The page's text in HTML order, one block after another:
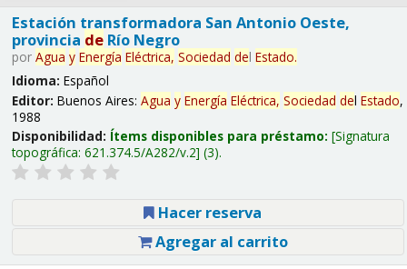
Estación transformadora San Antonio Oeste,
provincia deRío Negro
por Agua y Energía Eléctrica, Sociedad del Estado.
Idioma: Español
Editor: Buenos Aires: Agua y Energía Eléctrica, Sociedad del Estado,
1988
Disponibilidad: Ítems disponibles para préstamo: Signatura
topográfica: 621.374.5/A282/v.2 (3).
Hacer reserva
Agregar al carrito